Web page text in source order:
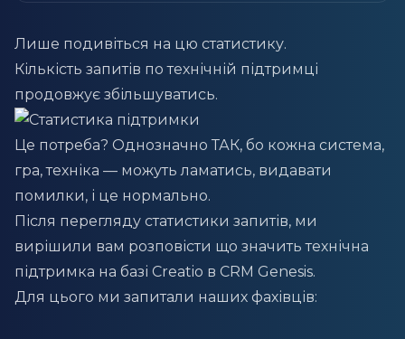
Лише подивіться на цю статистику.
Кількість запитів по технічній підтримці
продовжує збільшуватись.
Це потреба? Однозначно ТАК, бо кожна система,
гра, техніка — можуть ламатись, видавати
помилки, і це нормально.
Після перегляду статистики запитів, ми
вирішили вам розповісти що значить технічна
підтримка на базі Creatio в CRM Genesis.
Для цього ми запитали наших фахівців: